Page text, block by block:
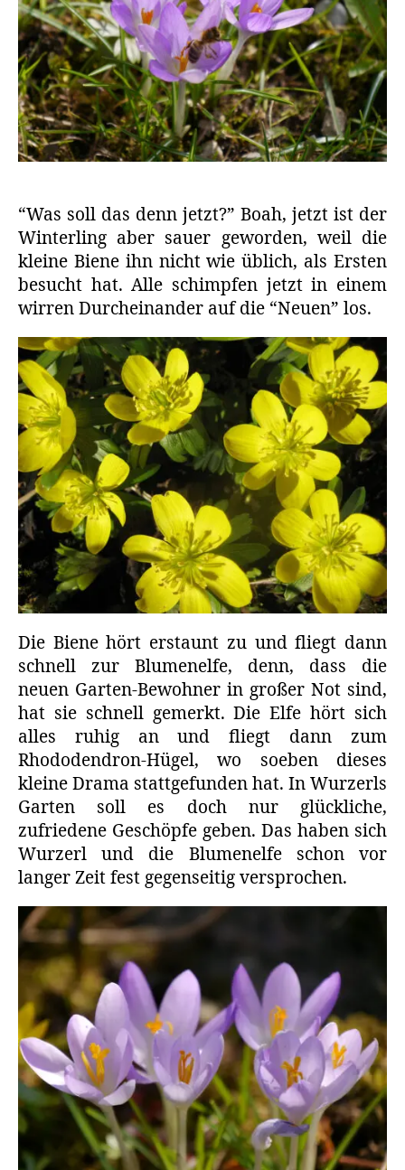
“Was soll das denn jetzt?” Boah, jetzt ist der
Winterling aber sauer geworden, weil die
kleine Biene ihn nicht wie üblich, als Ersten
besucht hat. Alle schimpfen jetzt in einem
wirren Durcheinander auf die “Neuen” los.
Die Biene hört erstaunt zu und fliegt dann
schnell zur Blumenelfe, denn, dass die
neuen Garten-Bewohner in großer Not sind,
hat sie schnell gemerkt. Die Elfe hört sich
alles ruhig an und fliegt dann zum
Rhododendron-Hügel, wo soeben dieses
kleine Drama stattgefunden hat. In Wurzerls
Garten soll es doch nur glückliche,
zufriedene Geschöpfe geben. Das haben sich
Wurzerl und die Blumenelfe schon vor
langer Zeit fest gegenseitig versprochen.